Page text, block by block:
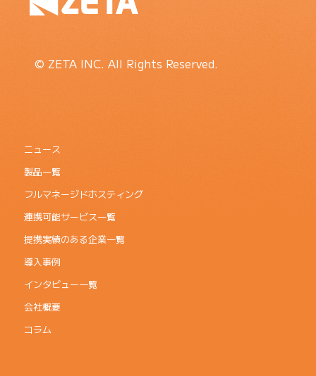
© ZETA INC. All Rights Reserved.
ニュース
製品一覧
フルマネージドホスティング
連携可能サービス一覧
提携実績のある企業一覧
導入事例
インタビュー一覧
会社概要
コラム